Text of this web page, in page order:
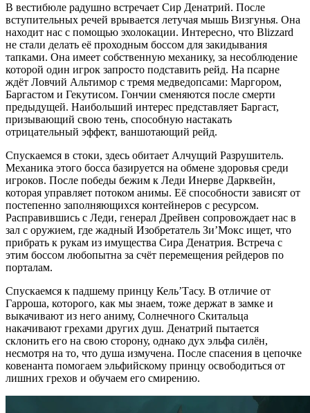
В вестибюле радушно встречает Сир Денатрий. После
вступительных речей врывается летучая мышь Визгунья. Она
находит нас с помощью эхолокации. Интересно, что Blizzard
не стали делать её проходным боссом для закидывания
тапками. Она имеет собственную механику, за несоблюдение
которой один игрок запросто подставить рейд. На псарне
ждёт Ловчий Альтимор с тремя медведопсами: Маргором,
Баргастом и Гекутисом. Гончии сменяются после смерти
предыдущей. Наибольший интерес представляет Баргаст,
призывающий свою тень, способную настакать
отрицательный эффект, ваншотающий рейд.
Спускаемся в стоки, здесь обитает Алчущий Разрушитель.
Механика этого босса базируется на обмене здоровья среди
игроков. После победы бежим к Леди Инерве Дарквейн,
которая управляет потоком анимы. Её способности зависят от
постепенно заполняющихся контейнеров с ресурсом.
Расправившись с Леди, генерал Дрейвен сопровождает нас в
зал с оружием, где жадный Изобретатель Зи’Мокс ищет, что
прибрать к рукам из имущества Сира Денатрия. Встреча с
этим боссом любопытна за счёт перемещения рейдеров по
порталам.
Спускаемся к падшему принцу Кель’Тасу. В отличие от
Гарроша, которого, как мы знаем, тоже держат в замке и
выкачивают из него аниму, Солнечного Скитальца
накачивают грехами других душ. Денатрий пытается
склонить его на свою сторону, однако дух эльфа силён,
несмотря на то, что душа измучена. После спасения в цепочке
ковенанта помогаем эльфийскому принцу освободиться от
лишних грехов и обучаем его смирению.